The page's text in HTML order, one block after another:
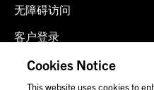
无障碍访问
客户登录
诈骗预警
Cookies Notice
This website uses cookies to